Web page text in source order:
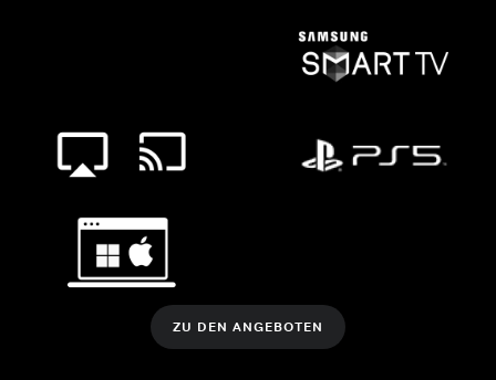
ZU DEN ANGEBOTEN